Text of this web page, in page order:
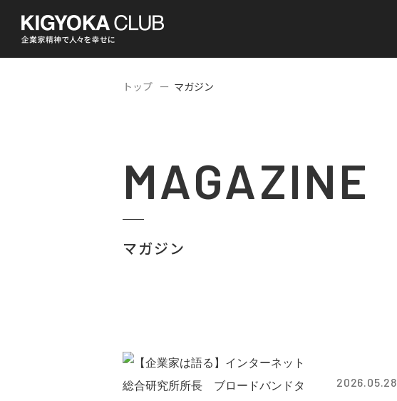
トップ マガジン
MAGAZINE
マガジン
2026.05.28